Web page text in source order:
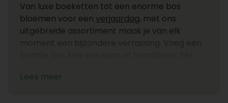
Van luxe boeketten tot een enorme bos
bloemen voor een verjaardag, met ons
uitgebreide assortiment maak je van elk
moment een bijzondere verrassing. Voeg een